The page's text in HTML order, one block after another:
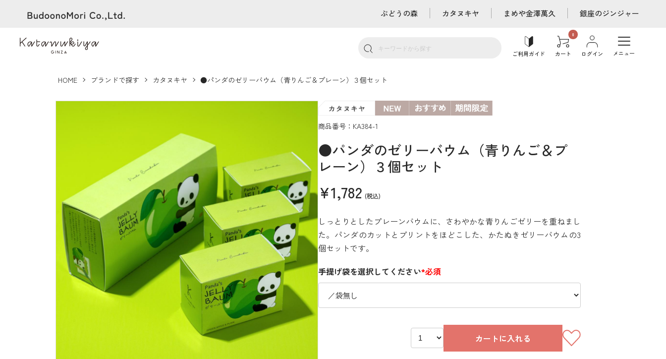
ぶどうの森 カタヌキヤ まめや金澤萬久 銀座のジンジャー
ご利用ガイド カート ログイン メニュー
HOME ブランドで探す カタヌキヤ ●パンダのゼリーバウム（青りんご＆プレーン）３個セット
商品番号：KA384-1
●パンダのゼリーバウム（青りんご＆プ
レーン）３個セット
¥1,782 (税込)
しっとりとしたプレーンバウムに、さわやかな青りんごゼリーを重ねまし
た。パンダのカットとプリントをほどこした、かたぬきゼリーバウムの3
個セットです。
手提げ袋を選択してください*必須
カートに入れる